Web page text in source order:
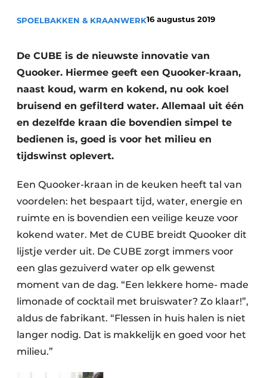
SPOELBAKKEN & KRAANWERK16 augustus 2019
De CUBE is de nieuwste innovatie van
Quooker. Hiermee geeft een Quooker-kraan,
naast koud, warm en kokend, nu ook koel
bruisend en gefilterd water. Allemaal uit één
en dezelfde kraan die bovendien simpel te
bedienen is, goed is voor het milieu en
tijdswinst oplevert.
Een Quooker-kraan in de keuken heeft tal van
voordelen: het bespaart tijd, water, energie en
ruimte en is bovendien een veilige keuze voor
kokend water. Met de CUBE breidt Quooker dit
lijstje verder uit. De CUBE zorgt immers voor
een glas gezuiverd water op elk gewenst
moment van de dag. “Een lekkere home- made
limonade of cocktail met bruiswater? Zo klaar!”,
aldus de fabrikant. “Flessen in huis halen is niet
langer nodig. Dat is makkelijk en goed voor het
milieu.”